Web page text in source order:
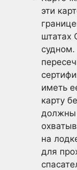
эти
штатах
иметь
карту
должны
на
для